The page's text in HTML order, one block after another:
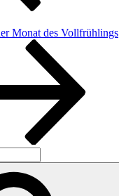
Monat des Vollfrühlings